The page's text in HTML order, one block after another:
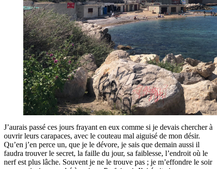
J’aurais passé ces jours frayant en eux comme si je devais chercher à
ouvrir leurs carapaces, avec le couteau mal aiguisé de mon désir.
Qu’en j’en perce un, que je le dévore, je sais que demain aussi il
faudra trouver le secret, la faille du jour, sa faiblesse, l’endroit où le
nerf est plus lâche. Souvent je ne le trouve pas ; je m’effondre le soir